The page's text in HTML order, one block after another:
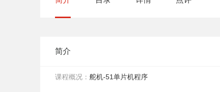
简介
课程概况： 舵机-51单片机程序